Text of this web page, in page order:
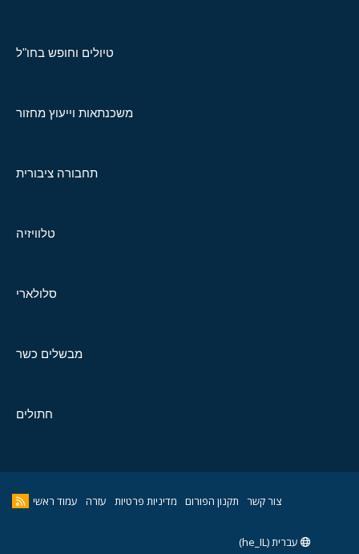
טיולים וחופש בחו"ל
משכנתאות וייעוץ מחזור
תחבורה ציבורית
טלוויזיה
סלולארי
מבשלים כשר
חתולים
צור קשר תקנון הפורום מדיניות פרטיות עזרה עמוד ראשי
עברית (he_IL)